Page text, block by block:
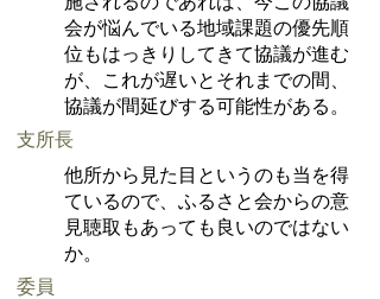
会が悩んでいる地域課題の優先順
位もはっきりしてきて協議が進む
が、これが遅いとそれまでの間、
協議が間延びする可能性がある。
支所長
他所から見た目というのも当を得
ているので、ふるさと会からの意
見聴取もあっても良いのではない
か。
委員